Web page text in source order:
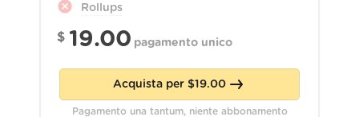
Rollups
$ 19.00 pagamento unico
Acquista per $19.00
Pagamento una tantum, niente abbonamento